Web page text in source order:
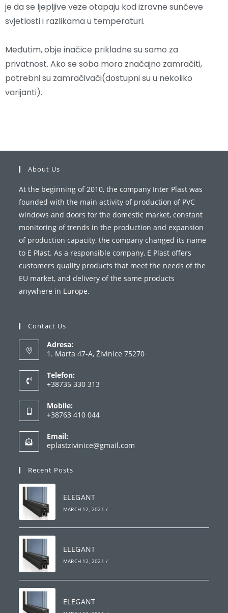
je da se ljepljive veze otapaju kod izravne sunčeve
svjetlosti i razlikama u temperaturi.
Međutim, obje inačice prikladne su samo za
privatnost. Ako se soba mora značajno zamračiti,
potrebni su zamračivači(dostupni su u nekoliko
varijanti).
About Us
At the beginning of 2010, the company Inter Plast was
founded with the main activity of production of PVC
windows and doors for the domestic market, constant
monitoring of trends in the production and expansion
of production capacity, the company changed its name
to E Plast. As a responsible company, E Plast offers
customers quality products that meet the needs of the
EU market, and delivery of the same products
anywhere in Europe.
Contact Us
Adresa:
1. Marta 47-A, Živinice 75270
Telefon:
+38735 330 313
Mobile:
+38763 410 044
Email:
eplastzivinice@gmail.com
Recent Posts
ELEGANT
MARCH 12, 2021 /
ELEGANT
MARCH 12, 2021 /
ELEGANT